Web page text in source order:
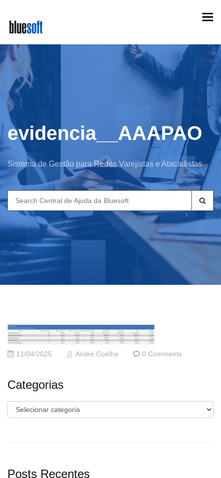
main
content
evidencia__AAAPAO
Sistema de Gestão para Redes Varejistas e Atacadistas
Search
for:
11/04/2025 André Coelho 0 Comments
Categorias
Categorias
Posts Recentes